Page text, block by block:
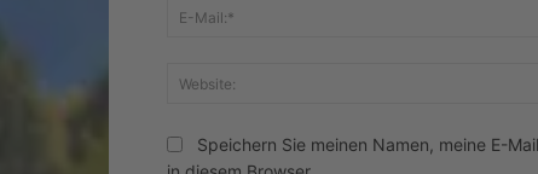
Speichern Sie meinen Namen, meine E-